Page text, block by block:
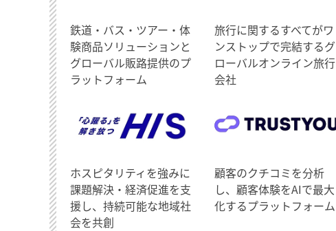
鉄道・バス・ツアー・体
験商品ソリューションと
グローバル販路提供のプ
ラットフォーム
旅行に関するすべてがワ
ンストップで完結するグ
ローバルオンライン旅行
会社
ホスピタリティを強みに
課題解決・経済促進を支
援し、持続可能な地域社
会を共創
顧客のクチコミを分析
し、顧客体験をAIで最大
化するプラットフォーム